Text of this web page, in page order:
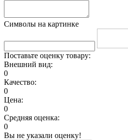
Символы на картинке
Поставьте оценку товару:
Внешний вид:
0
Качество:
0
Цена:
0
Средняя оценка:
0
Вы не указали оценку!